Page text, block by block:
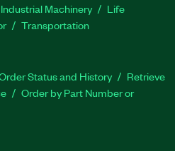
Industrial Machinery
Life
Transportation
Status and History
Retrieve
Order by Part Number or